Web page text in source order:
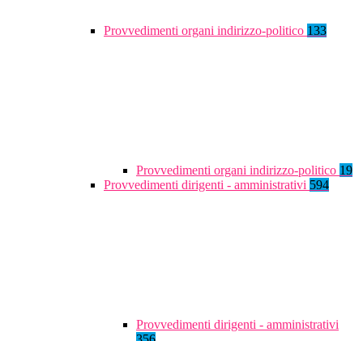
Provvedimenti organi indirizzo-politico 133
Provvedimenti organi indirizzo-politico 19
Provvedimenti dirigenti - amministrativi 594
Provvedimenti dirigenti - amministrativi